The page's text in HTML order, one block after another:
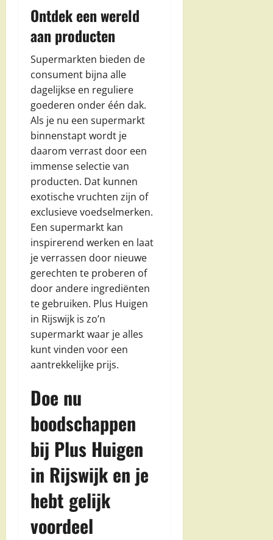
Ontdek een wereld
aan producten
Supermarkten bieden de
consument bijna alle
dagelijkse en reguliere
goederen onder één dak.
Als je nu een supermarkt
binnenstapt wordt je
daarom verrast door een
immense selectie van
producten. Dat kunnen
exotische vruchten zijn of
exclusieve voedselmerken.
Een supermarkt kan
inspirerend werken en laat
je verrassen door nieuwe
gerechten te proberen of
door andere ingrediënten
te gebruiken. Plus Huigen
in Rijswijk is zo’n
supermarkt waar je alles
kunt vinden voor een
aantrekkelijke prijs.
Doe nu
boodschappen
bij Plus Huigen
in Rijswijk en je
hebt gelijk
voordeel